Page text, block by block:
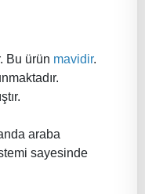
Bu ürün mavidir.
araba
sayesinde